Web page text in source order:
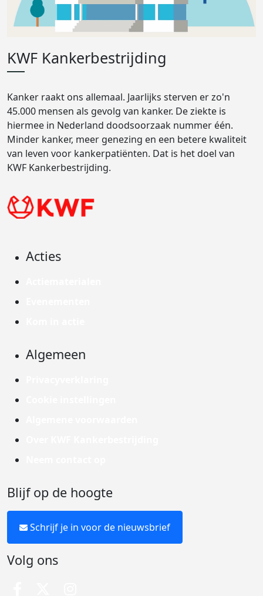
KWF Kankerbestrijding
Kanker raakt ons allemaal. Jaarlijks sterven er zo'n
45.000 mensen als gevolg van kanker. De ziekte is
hiermee in Nederland doodsoorzaak nummer één.
Minder kanker, meer genezing en een betere kwaliteit
van leven voor kankerpatiënten. Dat is het doel van
KWF Kankerbestrijding.
Acties
Algemeen
Blijf op de hoogte
Schrijf je in voor de nieuwsbrief
Volg ons